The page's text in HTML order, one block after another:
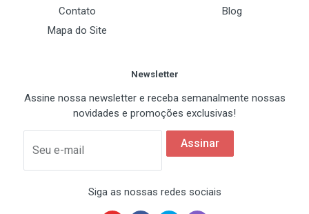
Contato
Mapa do Site
Blog
Newsletter
Assine nossa newsletter e receba semanalmente nossas
novidades e promoções exclusivas!
Seu e-mail
Assinar
Siga as nossas redes sociais